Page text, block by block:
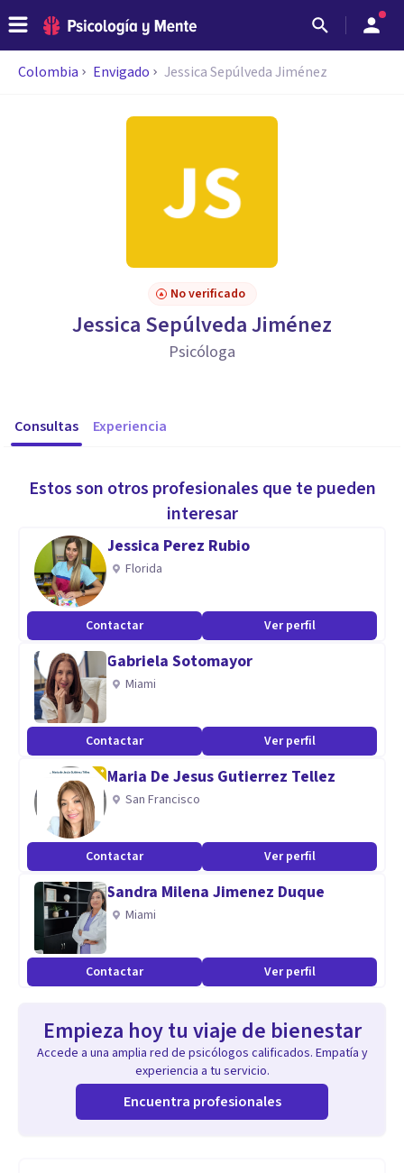
Colombia Envigado Jessica Sepúlveda Jiménez
No verificado
Jessica Sepúlveda Jiménez
Psicóloga
Consultas Experiencia
Estos son otros profesionales que te pueden
interesar
Jessica Perez Rubio
Florida
Contactar Ver perfil
Gabriela Sotomayor
Miami
Contactar Ver perfil
Maria De Jesus Gutierrez Tellez
San Francisco
Contactar Ver perfil
Sandra Milena Jimenez Duque
Miami
Contactar Ver perfil
Empieza hoy tu viaje de bienestar
Accede a una amplia red de psicólogos calificados. Empatía y
experiencia a tu servicio.
Encuentra profesionales